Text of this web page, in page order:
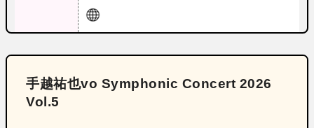
手越祐也vo Symphonic Concert 2026
Vol.5